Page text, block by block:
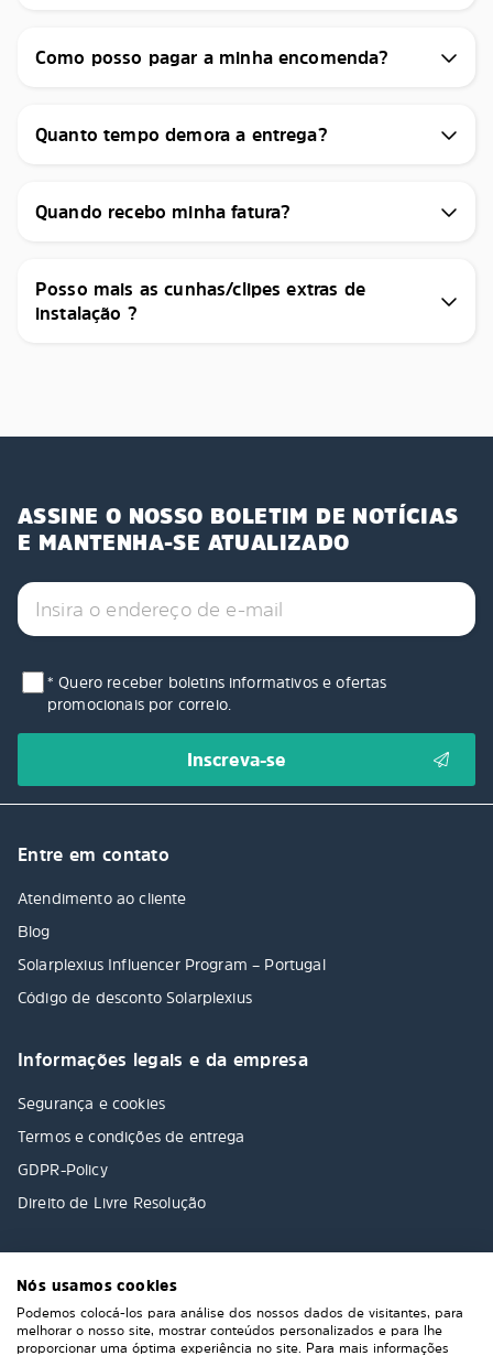
Como posso pagar a minha encomenda?
Quanto tempo demora a entrega?
Quando recebo minha fatura?
Posso mais as cunhas/clipes extras de
instalação ?
ASSINE O NOSSO BOLETIM DE NOTÍCIAS
E MANTENHA-SE ATUALIZADO
* Quero receber boletins informativos e ofertas
promocionais por correio.
Entre em contato
Atendimento ao cliente
Blog
Solarplexius Influencer Program – Portugal
Código de desconto Solarplexius
Informações legais e da empresa
Segurança e cookies
Termos e condições de entrega
GDPR-Policy
Direito de Livre Resolução
Nós usamos cookies
Podemos colocá-los para análise dos nossos dados de visitantes, para
melhorar o nosso site, mostrar conteúdos personalizados e para lhe
proporcionar uma óptima experiência no site. Para mais informações